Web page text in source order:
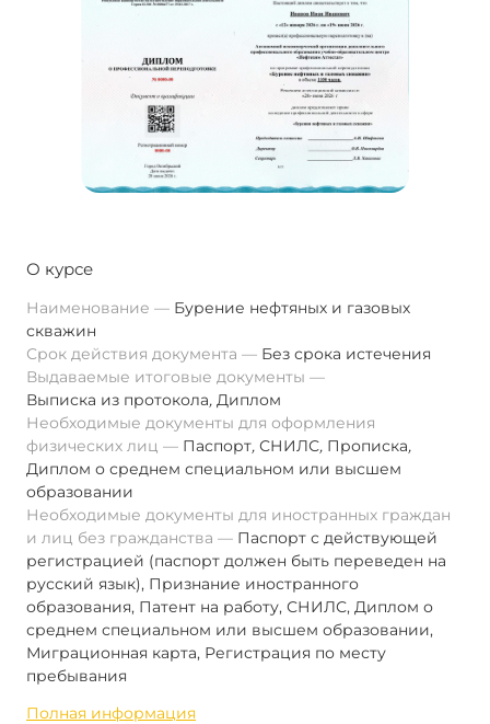
О курсе
Наименование
Бурение нефтяных и газовых
скважин
Срок действия документа
Без срока истечения
Выдаваемые итоговые документы
Выписка из протокола, Диплом
Необходимые документы для оформления
физических лиц
Паспорт, СНИЛС, Прописка,
Диплом о среднем специальном или высшем
образовании
Необходимые документы для иностранных граждан
и лиц без гражданства
Паспорт с действующей
регистрацией (паспорт должен быть переведен на
русский язык), Признание иностранного
образования, Патент на работу, СНИЛС, Диплом о
среднем специальном или высшем образовании,
Миграционная карта, Регистрация по месту
пребывания
Полная информация